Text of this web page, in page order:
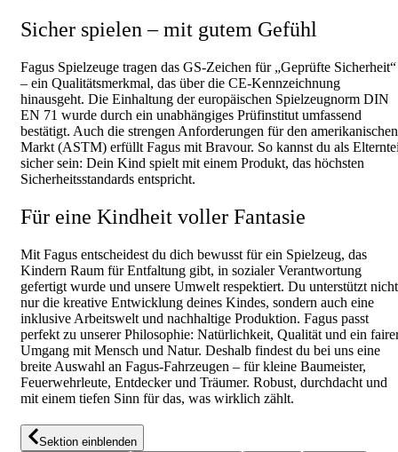
Sicher spielen – mit gutem Gefühl
Fagus Spielzeuge tragen das GS-Zeichen für „Geprüfte Sicherheit“
– ein Qualitätsmerkmal, das über die CE-Kennzeichnung
hinausgeht. Die Einhaltung der europäischen Spielzeugnorm DIN
EN 71 wurde durch ein unabhängiges Prüfinstitut umfassend
bestätigt. Auch die strengen Anforderungen für den amerikanischen
Markt (ASTM) erfüllt Fagus mit Bravour. So kannst du als
sicher sein: Dein Kind spielt mit einem Produkt, das höchsten
Sicherheitsstandards entspricht.
Für eine Kindheit voller Fantasie
Mit Fagus entscheidest du dich bewusst für ein Spielzeug, das
Kindern Raum für Entfaltung gibt, in sozialer Verantwortung
gefertigt wurde und unsere Umwelt respektiert. Du unterstützt nicht
nur die kreative Entwicklung deines Kindes, sondern auch eine
inklusive Arbeitswelt und nachhaltige Produktion. Fagus passt
perfekt zu unserer Philosophie: Natürlichkeit, Qualität und ein
Umgang mit Mensch und Natur. Deshalb findest du bei uns eine
breite Auswahl an Fagus-Fahrzeugen – für kleine Baumeister,
Feuerwehrleute, Entdecker und Träumer. Robust, durchdacht und
mit einem tiefen Sinn für das, was wirklich zählt.
Sektion einblenden